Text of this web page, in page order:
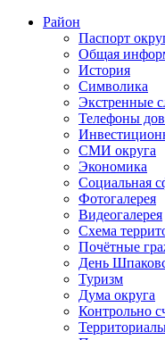
Район
Паспорт
Общая
История
Символика
Экстренные
Телефоны
СМИ округа
Экономика
Социальная
Фотогалерея
Видеогалерея
Схема
Почётные
День
Туризм
Дума округа
Контрольно